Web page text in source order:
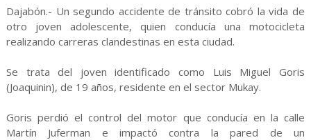
Dajabón.- Un segundo accidente de tránsito cobró la vida de
otro joven adolescente, quien conducía una motocicleta
realizando carreras clandestinas en esta ciudad.
Se trata del joven identificado como Luis Miguel Goris
(Joaquinin), de 19 años, residente en el sector Mukay.
Goris perdió el control del motor que conducía en la calle
Martín Juferman e impactó contra la pared de un